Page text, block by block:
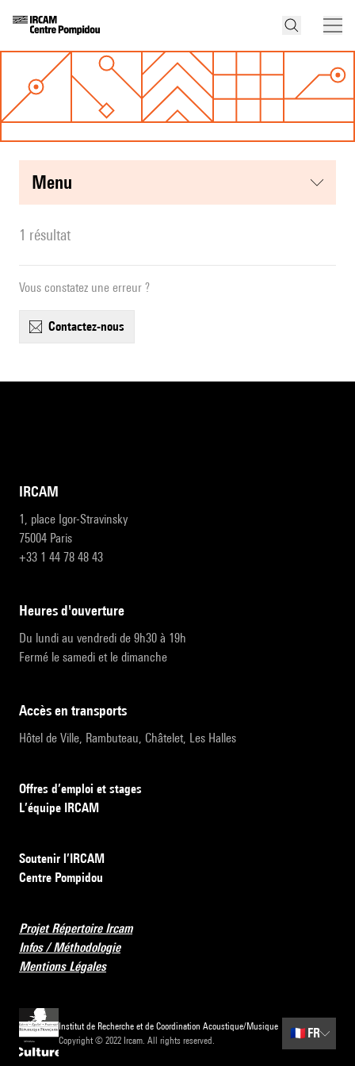
menu
1 résultat
Vous constatez une erreur ?
contactez-nous
IRCAM
1, place Igor-Stravinsky
75004 Paris
+33 1 44 78 48 43
heures d'ouverture
Du lundi au vendredi de 9h30 à 19h
Fermé le samedi et le dimanche
accès en transports
Hôtel de Ville, Rambuteau, Châtelet, Les Halles
Offres d’emploi et stages
L’équipe IRCAM
Soutenir l’IRCAM
Centre Pompidou
Projet Répertoire Ircam
Infos / Méthodologie
Mentions Légales
Institut de Recherche et de Coordination Acoustique/Musique
Copyright © 2022 Ircam. All rights reserved.
🇫🇷 FR